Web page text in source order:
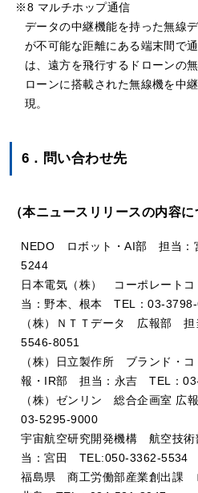
※8 マルチホップ通信
データの中継機能を持った無線
が不可能な距離にある端末間で
は、遠方を飛行するドローンの
ローンに搭載された無線機を中
現。
6．問い合わせ先
（本ニュースリリースの内容
NEDO ロボット・AI部 担当：
5244
日本電気（株） コーポレート
当：野本、根本 TEL：03-3798-
（株）ＮＴＴデータ 広報部
5546-8051
（株）日立製作所 ブランド・
報・IR部 担当：永吉 TEL：
（株）ゼンリン 総合企画室
03-5295-9000
宇宙航空研究開発機構 航空技
当：宮田 TEL:050-3362-5534
福島県 商工労働部産業創出課